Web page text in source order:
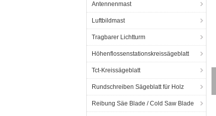
Antennenmast
Luftbildmast
Tragbarer Lichtturm
Höhenflossenstationskreissägeblatt
Tct-Kreissägeblatt
Rundschreiben Sägeblatt für Holz
Reibung Säe Blade / Cold Saw Blade